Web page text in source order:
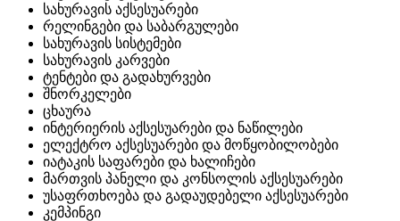
სახურავის აქსესუარები
რელინგები და საბარგულები
სახურავის სისტემები
სახურავის კარვები
ტენტები და გადახურვები
შნორკელები
ცხაურა
ინტერიერის აქსესუარები და ნაწილები
ელექტრო აქსესუარები და მოწყობილობები
იატაკის საფარები და ხალიჩები
მართვის პანელი და კონსოლის აქსესუარები
უსაფრთხოება და გადაუდებელი აქსესუარები
კემპინგი